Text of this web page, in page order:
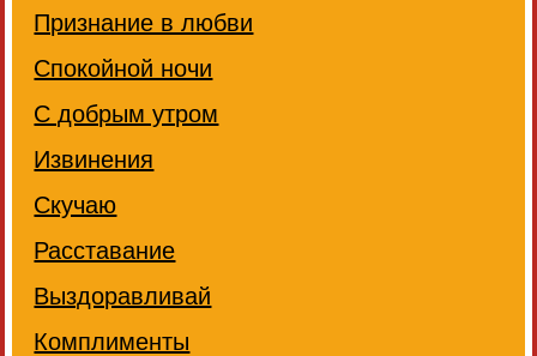
Признание в любви
Спокойной ночи
С добрым утром
Извинения
Скучаю
Расставание
Выздоравливай
Комплименты